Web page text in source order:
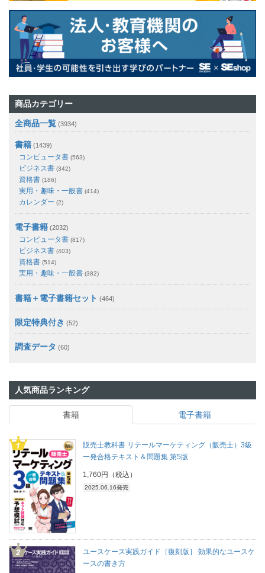
商品カテゴリー
全商品一覧 (3934)
書籍 (1439)
コンピュータ書 (563)
ビジネス書 (342)
資格書 (186)
実用・趣味・一般書 (414)
カレンダー (2)
電子書籍 (2032)
コンピュータ書 (817)
ビジネス書 (403)
資格書 (514)
実用・趣味・一般書 (382)
書籍＋電子書籍セット (464)
限定特典付き (52)
調査データ (60)
人気商品ランキング
書籍 電子書籍
販売士教科書 リテールマーケティング（販売士）3級
一発合格テキスト＆問題集 第5版
1,760円（税込）
2025.06.16発売
ユースケース実践ガイド［復刻版］ 効果的なユースケ
ースの書き方